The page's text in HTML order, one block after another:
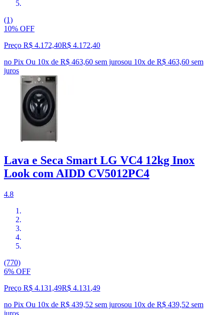
(1)
10% OFF
Preço R$ 4.172,40R$ 4.172,40
no Pix Ou 10x de R$ 463,60 sem jurosou 10x de R$ 463,60 sem
juros
Lava e Seca Smart LG VC4 12kg Inox
Look com AIDD CV5012PC4
4.8
(770)
6% OFF
Preço R$ 4.131,49R$ 4.131 ,49
no Pix Ou 10x de R$ 439,52 sem jurosou 10x de R$ 439,52 sem